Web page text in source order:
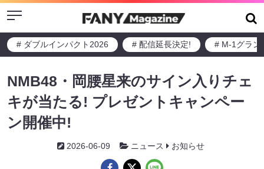
Menu
# ダブルインパクト2026 # 配信延長決定! # M-1グラン
NMB48・岡腰星来のサイン入りチェ
キが当たる! プレゼントキャンペー
ン開催中!
2026-06-09 ニュース お知らせ